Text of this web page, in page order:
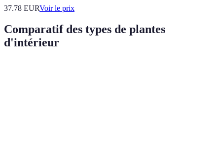
37.78 EURVoir le prix
Comparatif des types de plantes
d'intérieur